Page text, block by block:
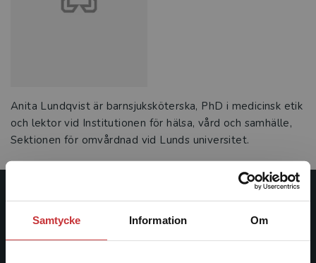
Samtycke Information Om
Anita Lundqvist är barnsjuksköterska, PhD i medicinsk etik
och lektor vid Institutionen för hälsa, vård och samhälle,
Sektionen för omvårdnad vid Lunds universitet.
Studentlitteratur
Studentlitteratur grundades 1963 och är idag Sveriges